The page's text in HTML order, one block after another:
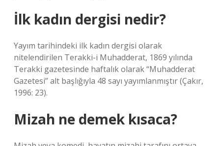
İlk kadın dergisi nedir?
Yayım tarihindeki ilk kadın dergisi olarak
nitelendirilen Terakki-i Muhadderat, 1869 yılında
Terakki gazetesinde haftalık olarak “Muhadderat
Gazetesi” alt başlığıyla 48 sayı yayımlanmıştır (Çakır,
1996: 23).
Mizah ne demek kısaca?